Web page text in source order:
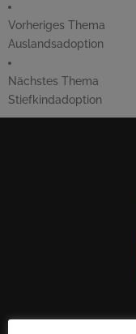
Vorheriges Thema
Auslandsadoption
Nächstes Thema
Stiefkindadoption